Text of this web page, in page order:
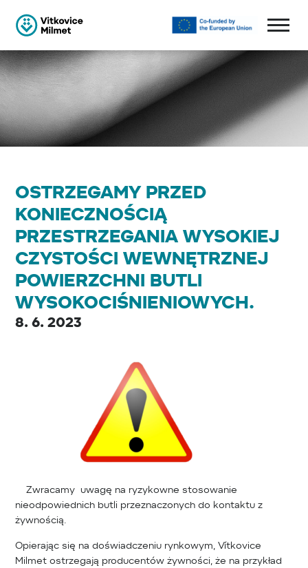
OSTRZEGAMY PRZED
KONIECZNOŚCIĄ
PRZESTRZEGANIA WYSOKIEJ
CZYSTOŚCI WEWNĘTRZNEJ
POWIERZCHNI BUTLI
WYSOKOCIŚNIENIOWYCH.
8. 6. 2023
Zwracamy uwagę na ryzykowne stosowanie
nieodpowiednich butli przeznaczonych do kontaktu z
żywnością.
Opierając się na doświadczeniu rynkowym, Vítkovice
Milmet ostrzegają producentów żywności, że na przykład